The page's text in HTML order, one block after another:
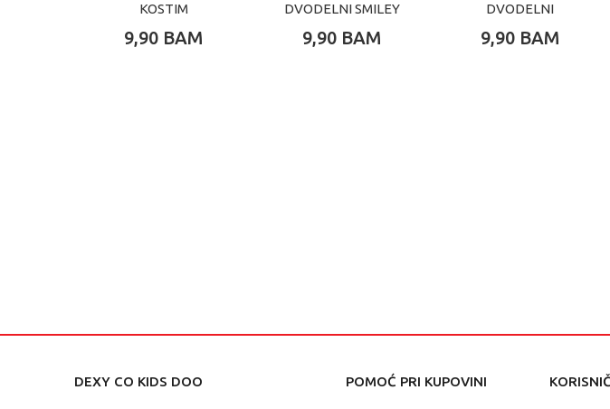
KOSTIM
FROZEN
9,90 BAM
DVODELNI SMILEY
9,90 BAM
DVODELNI
9,90 BAM
DEXY CO KIDS DOO POMOĆ PRI KUPOVINI